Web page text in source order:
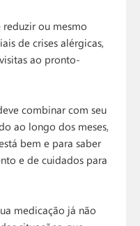
reduzir ou mesmo
de crises alérgicas,
ao pronto-
combinar com seu
ao longo dos meses,
bem e para saber
e de cuidados para
medicação já não